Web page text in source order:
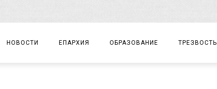
НОВОСТИ ЕПАРХИЯ ОБРАЗОВАНИЕ ТРЕЗВОСТЬ